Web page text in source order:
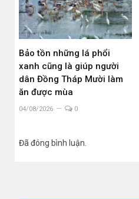
Bảo tồn những lá phổi
xanh cũng là giúp người
dân Đồng Tháp Mười làm
ăn được mùa
04/08/2026 0
Đã đóng bình luận.